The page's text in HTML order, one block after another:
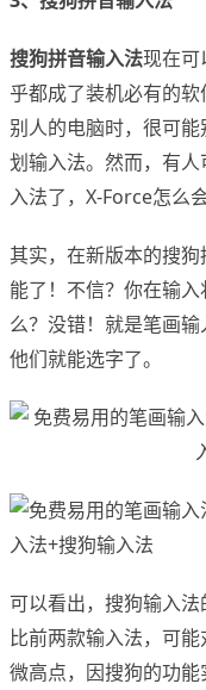
搜狗拼音输入法现在可
乎都成了装机必有的
别人的电脑时，很可
划输入法。然而，有
入法了，X-Force怎么
其实，在新版本的搜
能了！不信？你在输
么？没错！就是笔画
他们就能选字了。
可以看出，搜狗输入
比前两款输入法，可
微高点，因搜狗的功